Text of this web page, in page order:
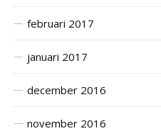
februari 2017
januari 2017
december 2016
november 2016